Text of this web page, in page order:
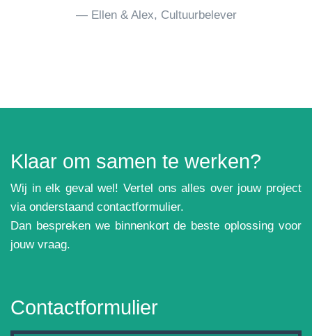
— Ellen & Alex, Cultuurbelever
Klaar om samen te werken?
Wij in elk geval wel! Vertel ons alles over jouw project
via onderstaand contactformulier.
Dan bespreken we binnenkort de beste oplossing voor
jouw vraag.
Contactformulier